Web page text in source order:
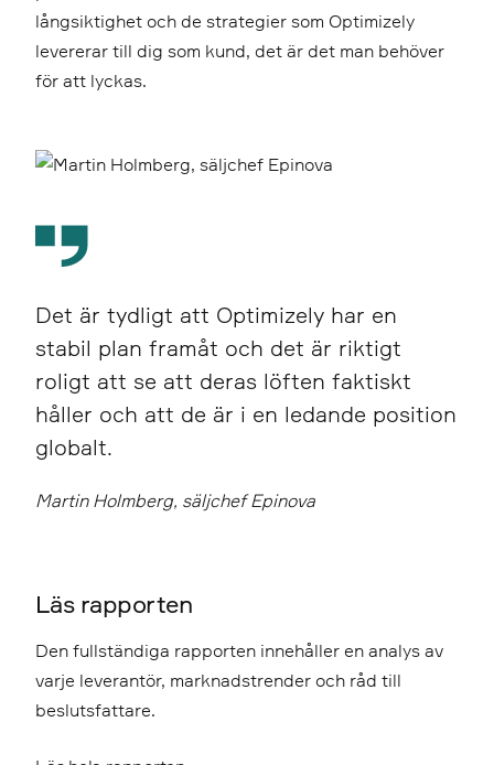
långsiktighet och de strategier som Optimizely
levererar till dig som kund, det är det man behöver
för att lyckas.
Det är tydligt att Optimizely har en
stabil plan framåt och det är riktigt
roligt att se att deras löften faktiskt
håller och att de är i en ledande position
globalt.
Martin Holmberg, säljchef Epinova
Läs rapporten
Den fullständiga rapporten innehåller en analys av
varje leverantör, marknadstrender och råd till
beslutsfattare.